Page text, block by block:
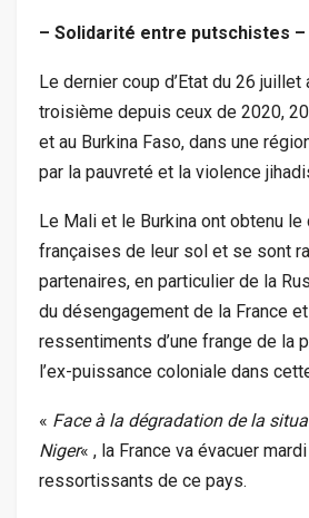
– Solidarité entre putschistes –
Le dernier coup d’Etat du 26
troisième depuis ceux de 2020,
et au Burkina Faso, dans une
par la pauvreté et la violence
Le Mali et le Burkina ont obtenu
françaises de leur sol et se sont
partenaires, en particulier de la
du désengagement de la France
ressentiments d’une frange de la
l’ex-puissance coloniale dans
« Face à la dégradation de la
Niger« , la France va évacuer
ressortissants de ce pays.